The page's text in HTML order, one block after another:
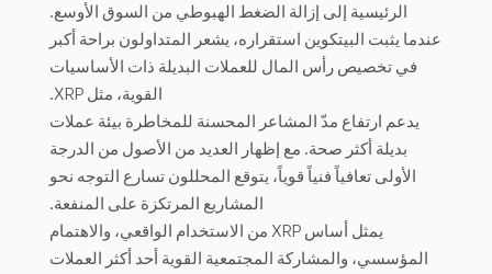
الرئيسية إلى إزالة الضغط الهبوطي من السوق الأوسع.
عندما يثبت البيتكوين استقراره، يشعر المتداولون براحة أكبر
في تخصيص رأس المال للعملات البديلة ذات الأساسيات
القوية، مثل XRP.
يدعم ارتفاع مدّ المشاعر المحسنة للمخاطرة بيئة عملات
بديلة أكثر صحة. مع إظهار العديد من الأصول من الدرجة
الأولى تعافياً فنياً قوياً، يتوقع المحللون تسارع التوجه نحو
المشاريع المرتكزة على المنفعة.
يمثل أساس XRP من الاستخدام الواقعي، والاهتمام
المؤسسي، والمشاركة المجتمعية القوية أحد أكثر العملات